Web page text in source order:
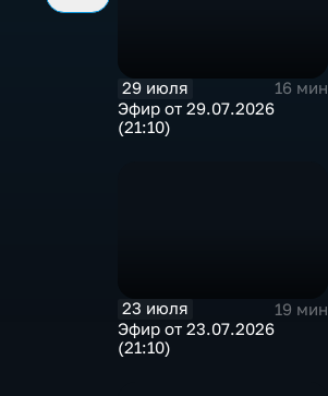
29 июля
16 мин
Эфир от 29.07.2026
(21:10)
23 июля
19 мин
Эфир от 23.07.2026
(21:10)